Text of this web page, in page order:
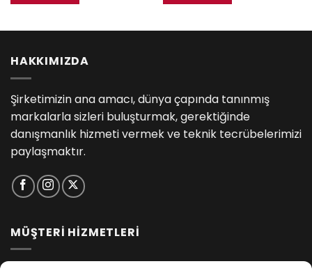
HAKKIMIZDA
Şirketimizin ana amacı, dünya çapında tanınmış
markalarla sizleri buluşturmak, gerektiğinde
danışmanlık hizmeti vermek ve teknik tecrübelerimizi
paylaşmaktır.
MÜŞTERİ HİZMETLERİ